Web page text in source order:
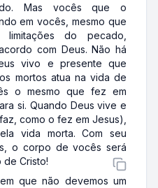
Mas vocês que o
em vocês, mesmo que
limitações do pecado,
com Deus. Não há
vivo e presente que
mortos atua na vida de
o mesmo que fez em
si. Quando Deus vive e
como o fez em Jesus),
vida morta. Com seu
o corpo de vocês será
Cristo!
que não devemos um